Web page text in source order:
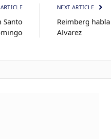
Santo
NEXT ARTICLE
Reimberg
Alvarez